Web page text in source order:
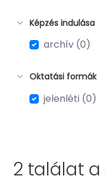
Képzés indulása
archív (0)
Oktatási formák
jelenléti (0)
2 találat a